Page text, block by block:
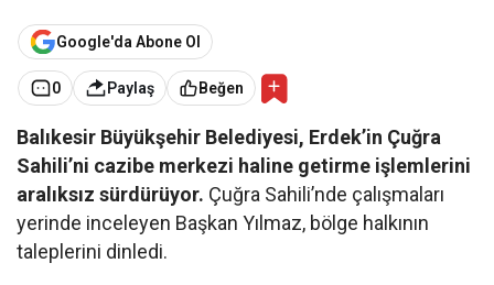
Google'da Abone Ol
0 Paylaş Beğen
Balıkesir Büyükşehir Belediyesi, Erdek’in Çuğra
Sahili’ni cazibe merkezi haline getirme işlemlerini
aralıksız sürdürüyor. Çuğra Sahili’nde çalışmaları
yerinde inceleyen Başkan Yılmaz, bölge halkının
taleplerini dinledi.